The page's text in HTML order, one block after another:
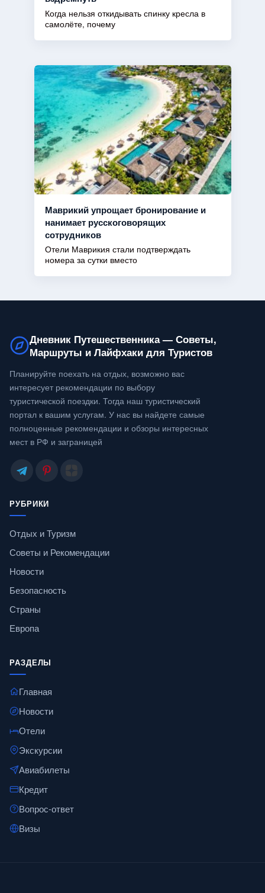
Когда нельзя откидывать спинку кресла в
самолёте, почему
Маврикий упрощает бронирование и
нанимает русскоговорящих
сотрудников
Отели Маврикия стали подтверждать
номера за сутки вместо
Дневник Путешественника — Советы,
Маршруты и Лайфхаки для Туристов
Планируйте поехать на отдых, возможно вас
интересует рекомендации по выбору
туристической поездки. Тогда наш туристический
портал к вашим услугам. У нас вы найдете самые
полноценные рекомендации и обзоры интересных
мест в РФ и заграницей
РУБРИКИ
Отдых и Туризм
Советы и Рекомендации
Новости
Безопасность
Страны
Европа
РАЗДЕЛЫ
Главная
Новости
Отели
Экскурсии
Авиабилеты
Кредит
Вопрос-ответ
Визы